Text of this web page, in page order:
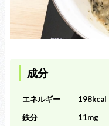
成分
エネルギー 198kcal
鉄分
11mg